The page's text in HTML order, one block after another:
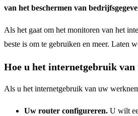
van het beschermen van
Als het gaat om het monitoren van het
beste is om te gebruiken en meer. Laten
Hoe u het internetgebruik
Als u het internetgebruik van uw
Uw router configureren. U wilt